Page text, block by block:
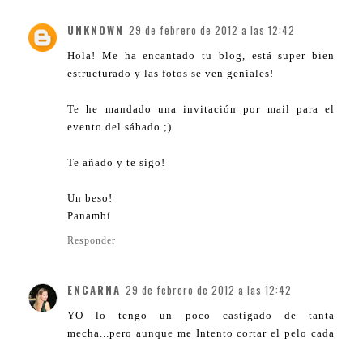
UNKNOWN 29 de febrero de 2012 a las 12:42
Hola! Me ha encantado tu blog, está super bien
estructurado y las fotos se ven geniales!
Te he mandado una invitación por mail para el
evento del sábado ;)
Te añado y te sigo!
Un beso!
Panambí
Responder
ENCARNA 29 de febrero de 2012 a las 12:42
YO lo tengo un poco castigado de tanta
mecha...pero aunque me Intento cortar el pelo cada